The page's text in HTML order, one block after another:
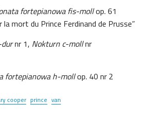
fortepianowa fis-mollop. 61
la mort du Prince Ferdinand de Prusse”
nr 1, Nokturn c-mollnr
fortepianowa h-mollop. 40 nr 2
cooper prince van